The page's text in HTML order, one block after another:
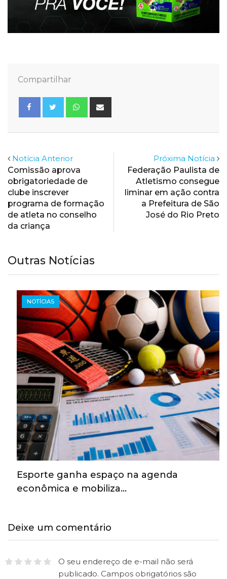
Compartilhar
Whatsapp
Notícia Anterior
Comissão aprova
obrigatoriedade de
clube inscrever
programa de formação
de atleta no conselho
da criança
Próxima Notícia
Federação Paulista de
Atletismo consegue
liminar em ação contra
a Prefeitura de São
José do Rio Preto
Outras Notícias
NOTÍCIAS
Esporte ganha espaço na agenda
econômica e mobiliza…
Deixe um comentário
O seu endereço de e-mail não será
publicado. Campos obrigatórios são